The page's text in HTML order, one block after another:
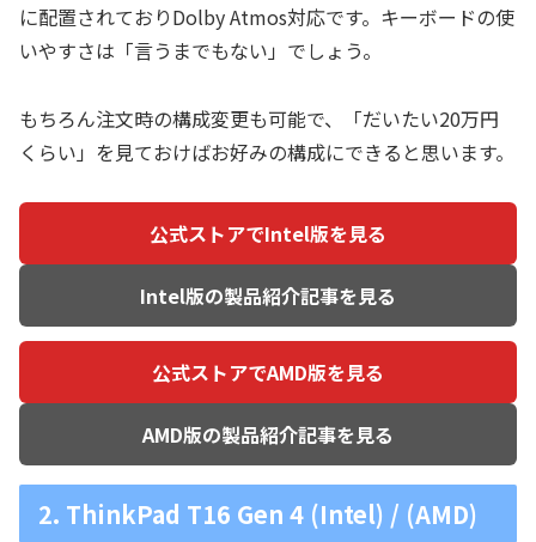
に配置されておりDolby Atmos対応です。キーボードの使
いやすさは「言うまでもない」でしょう。
もちろん注文時の構成変更も可能で、「だいたい20万円
くらい」を見ておけばお好みの構成にできると思います。
公式ストアでIntel版を見る
Intel版の製品紹介記事を見る
公式ストアでAMD版を見る
AMD版の製品紹介記事を見る
2. ThinkPad T16 Gen 4 (Intel) / (AMD)